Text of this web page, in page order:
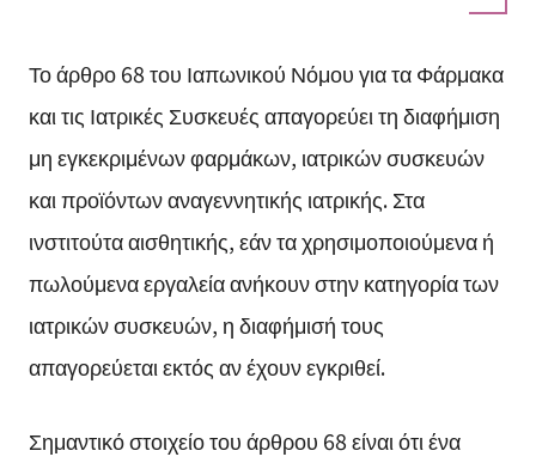
Το άρθρο 68 του Ιαπωνικού Νόμου για τα Φάρμακα
και τις Ιατρικές Συσκευές απαγορεύει τη διαφήμιση
μη εγκεκριμένων φαρμάκων, ιατρικών συσκευών
και προϊόντων αναγεννητικής ιατρικής. Στα
ινστιτούτα αισθητικής, εάν τα χρησιμοποιούμενα ή
πωλούμενα εργαλεία ανήκουν στην κατηγορία των
ιατρικών συσκευών, η διαφήμισή τους
απαγορεύεται εκτός αν έχουν εγκριθεί.
Σημαντικό στοιχείο του άρθρου 68 είναι ότι ένα